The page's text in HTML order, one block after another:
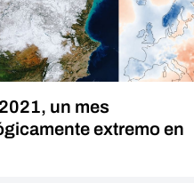
un mes
extremo en